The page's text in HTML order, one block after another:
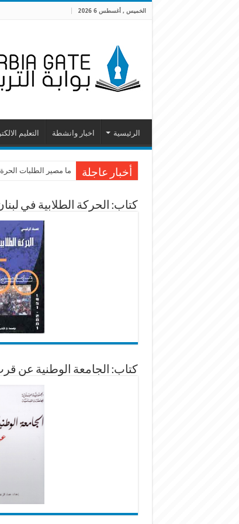
الخميس , أغسطس 6 2026
الرئيسية اخبار وانشطة التعليم
أخبار عاجلة ما مصير الطلبات الحرة
كتاب: الحركة الطلابية في
كتاب: الجامعة الوطنية عن